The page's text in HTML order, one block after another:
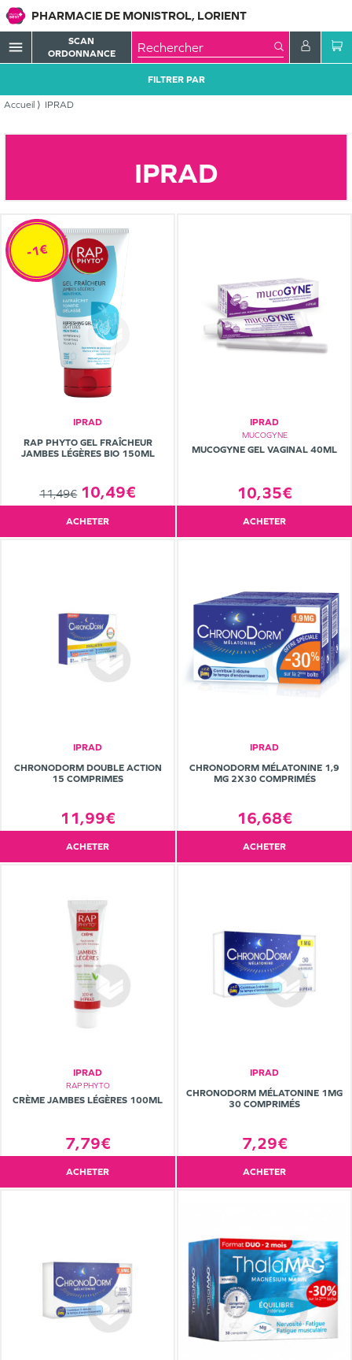
PHARMACIE DE MONISTROL, LORIENT
menu
SCAN
ORDONNANCE
Accueil IPRAD
FILTRER PAR
IPRAD
IPRAD
RAP PHYTO GEL FRAÎCHEUR
JAMBES LÉGÈRES BIO 150ML
11,49€ 10,49€
-1€
ACHETER
IPRAD
MUCOGYNE
MUCOGYNE GEL VAGINAL 40ML
10,35€
ACHETER
IPRAD
CHRONODORM DOUBLE ACTION
15 COMPRIMES
11,99€
ACHETER
IPRAD
CHRONODORM MÉLATONINE 1,9
MG 2X30 COMPRIMÉS
16,68€
ACHETER
IPRAD
RAP PHYTO
CRÈME JAMBES LÉGÈRES 100ML
7,79€
ACHETER
IPRAD
CHRONODORM MÉLATONINE 1MG
30 COMPRIMÉS
7,29€
ACHETER